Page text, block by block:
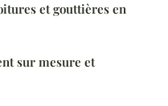
et gouttières en
sur mesure et